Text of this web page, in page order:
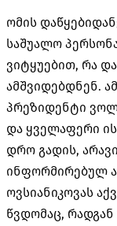
ომის
საშუალო
ვიტყუებით, რა
ამშვიდებდნენ.
პრეზიდენტი
და ყველაფერი
დრო გადის,
ინფორმირებულ
ოვსიანიკოვას
წვდომაც,